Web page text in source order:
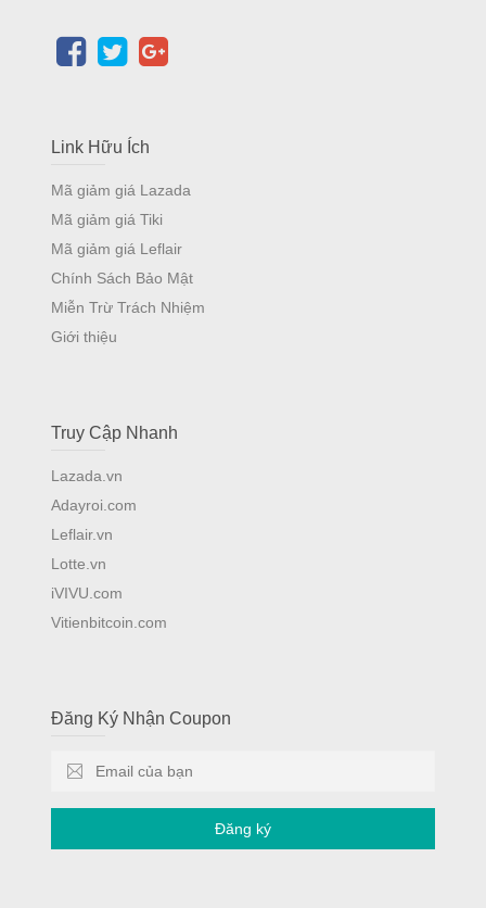
Link Hữu Ích
Mã giảm giá Lazada
Mã giảm giá Tiki
Mã giảm giá Leflair
Chính Sách Bảo Mật
Miễn Trừ Trách Nhiệm
Giới thiệu
Truy Cập Nhanh
Lazada.vn
Adayroi.com
Leflair.vn
Lotte.vn
iVIVU.com
Vitienbitcoin.com
Đăng Ký Nhận Coupon
Đăng ký